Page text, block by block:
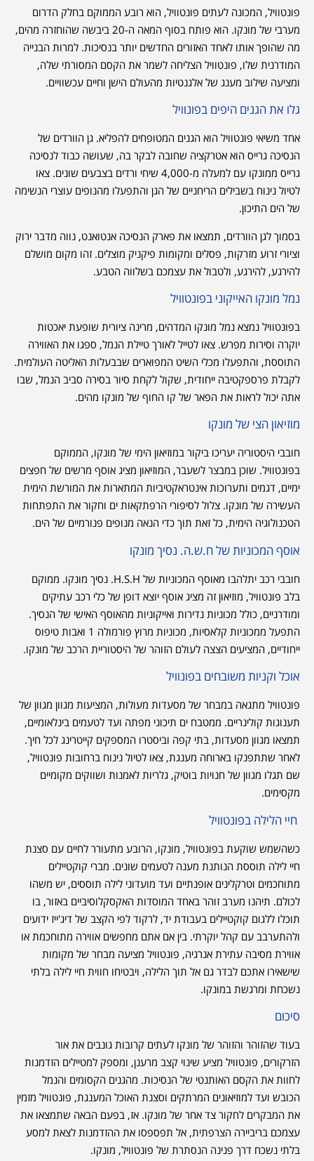
פונטוויל, המכונה לעתים פונטוויל, הוא רובע הממוקם בחלק הדרום
מערבי של מונקו. הוא פותח בסוף המאה ה-20 ביבשה שהוחזרה מהים,
מה שהופך אותו לאחד האזורים החדשים יותר בנסיכות. למרות הבנייה
המודרנית שלו, פונטוויל הצליחה לשמר את הקסם המסורתי שלה,
ומציעה שילוב מענג של אלגנטיות מהעולם הישן וחיים עכשוויים.
גלו את הגנים היפים בפונוויל
אחד משיאי פונטוויל הוא הגנים המטופחים להפליא. גן הוורדים של
הנסיכה גרייס הוא אטרקציה שחובה לבקר בה, שעושה כבוד לנסיכה
גרייס ממונקו עם למעלה מ-4,000 שיחי ורדים בצבעים שונים. צאו
לטיול נינוח בשבילים הריחניים של הגן והתפעלו מהנופים עוצרי הנשימה
של הים התיכון.
בסמוך לגן הוורדים, תמצאו את פארק הנסיכה אנטואנט, נווה מדבר ירוק
וציורי זרוע מזרקות, פסלים ומקומות פיקניק מוצלים. זהו מקום מושלם
להירגע, להירגע, ולטבול את עצמכם בשלווה הטבע.
נמל מונקו האייקוני בפונטוויל
בפונטוויל נמצא נמל מונקו המדהים, מרינה ציורית שופעת יאכטות
יוקרה וסירות מפרש. צאו לטייל לאורך טיילת הנמל, ספגו את האווירה
התוססת, והתפעלו מכלי השיט המפוארים שבבעלות האליטה העולמית.
לקבלת פרספקטיבה ייחודית, שקול לקחת סיור בסירה סביב הנמל, שבו
אתה יכול לראות את הפאר של קו החוף של מונקו מהים.
מוזיאון הצי של מונקו
חובבי היסטוריה יעריכו ביקור במוזיאון הימי של מונקו, הממוקם
בפונטוויל. שוכן במבצר לשעבר, המוזיאון מציג אוסף מרשים של חפצים
ימיים, דגמים ותערוכות אינטראקטיביות המתארות את המורשת הימית
העשירה של מונקו. צלול לסיפורי הרפתקאות ים וחקור את התפתחות
הטכנולוגיה הימית, כל זאת תוך כדי הנאה מנופים פנורמיים של הים.
אוסף המכוניות של ח.ש.ה. נסיך מונקו
חובבי רכב יתלהבו מאוסף המכוניות של H.S.H. נסיך מונקו. ממוקם
בלב פונטוויל, מוזיאון זה מציג אוסף יוצא דופן של כלי רכב עתיקים
ומודרניים, כולל מכוניות נדירות ואייקוניות מהאוסף האישי של הנסיך.
התפעל ממכוניות קלאסיות, מכוניות מרוץ פורמולה 1 ואבות טיפוס
ייחודיים, המציעים הצצה לעולם הזוהר של היסטוריית הרכב של מונקו.
אוכל וקניות משובחים בפונוויל
פונטוויל מתגאה במבחר של מסעדות מעולות, המציעות מגוון מגוון של
תענוגות קולינריים. ממטבח ים תיכוני מפתה ועד לטעמים בינלאומיים,
תמצאו מגוון מסעדות, בתי קפה וביסטרו המספקים קייטרינג לכל חיך.
לאחר שתתפנקו בארוחה מענגת, צאו לטיול נינוח ברחובות פונטוויל,
שם תגלו מגוון של חנויות בוטיק, גלריות לאמנות ושווקים מקומיים
מקסימים.
חיי הלילה בפונטוויל
כשהשמש שוקעת בפונטוויל, מונקו, הרובע מתעורר לחיים עם סצנת
חיי לילה תוססת הנותנת מענה לטעמים שונים. מברי קוקטיילים
מתוחכמים וטרקלינים אופנתיים ועד מועדוני לילה תוססים, יש משהו
לכולם. תיהנו מערב זוהר באחד המוסדות האקסקלוסיביים באזור, בו
תוכלו ללגום קוקטיילים בעבודת יד, לרקוד לפי הקצב של דיג'ייז ידועים
ולהתערבב עם קהל יוקרתי. בין אם אתם מחפשים אווירה מתוחכמת או
אווירת מסיבה עתירת אנרגיה, פונטוויל מציעה מבחר של מקומות
שישאירו אתכם לבדר גם אל תוך הלילה, ויבטיחו חווית חיי לילה בלתי
נשכחת ומרגשת במונקו.
סיכום
בעוד שהזוהר והזוהר של מונקו לעתים קרובות גונבים את אור
הזרקורים, פונטוויל מציע שינוי קצב מרענן, ומספק למטיילים הזדמנות
לחוות את הקסם האותנטי של הנסיכות. מהגנים הקסומים והנמל
הכובש ועד למוזיאונים המרתקים וסצנת האוכל המענגת, פונטוויל מזמין
את המבקרים לחקור צד אחר של מונקו. אז, בפעם הבאה שתמצאו את
עצמכם בריביירה הצרפתית, אל תפספסו את ההזדמנות לצאת למסע
בלתי נשכח דרך פנינה הנסתרת של פונטוויל, מונקו.